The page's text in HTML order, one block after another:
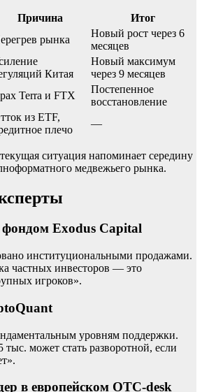
Причина
Итог
рынка
Новый рост через 6
месяцев
Китая
Новый максимум
через 9 месяцев
Terra и FTX
Постепенное
восстановление
из ETF,
плечо
—
ситуация напоминает середину
медвежьего рынка.
Exodus Capital
институциональными продажами.
частных инвесторов — это
игроков».
уровням поддержки.
тыс. может стать разворотной, если
в европейском OTC-desk